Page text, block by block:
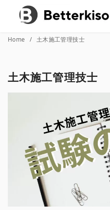
Home 土木施工管理技士
土木施工管理技士